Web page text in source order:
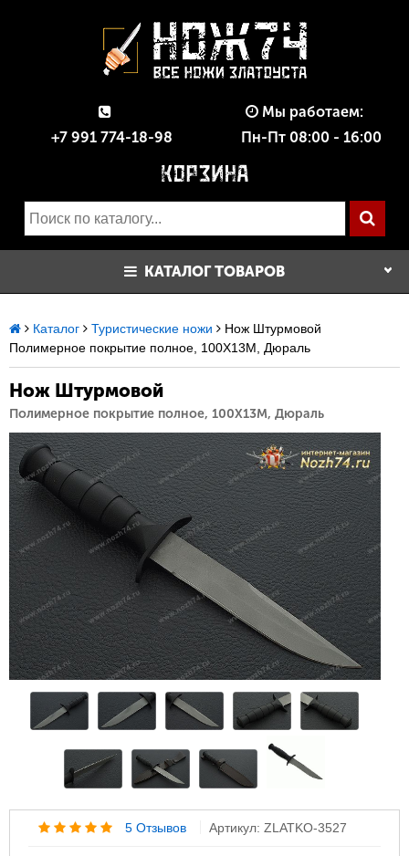
+7 991 774-18-98
Мы работаем:
Пн-Пт 08:00 - 16:00
КАТАЛОГ ТОВАРОВ
Каталог Туристические ножи
Нож Штурмовой
Полимерное покрытие полное, 100Х13М, Дюраль
Нож Штурмовой
Полимерное покрытие полное, 100Х13М, Дюраль
5 Отзывов Артикул: ZLATKO-3527